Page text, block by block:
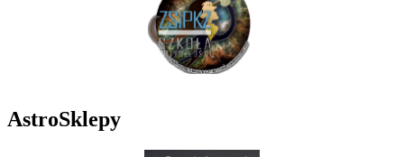
AstroSklepy